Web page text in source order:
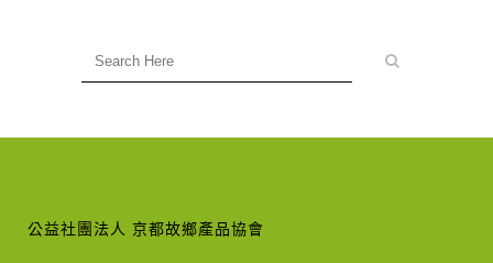
公益社團法人 京都故鄉產品協會